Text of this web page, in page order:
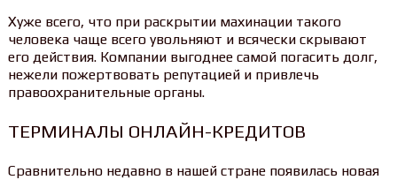
Хуже всего, что при раскрытии махинации такого
человека чаще всего увольняют и всячески скрывают
его действия. Компании выгоднее самой погасить долг,
нежели пожертвовать репутацией и привлечь
правоохранительные органы.
ТЕРМИНАЛЫ ОНЛАЙН-КРЕДИТОВ
Сравнительно недавно в нашей стране появилась новая